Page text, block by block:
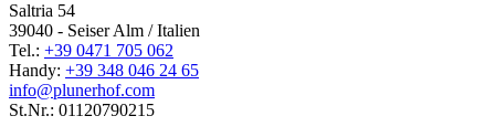
Saltria 54
39040 - Seiser Alm / Italien
Tel.: +39 0471 705 062
Handy: +39 348 046 24 65
info@plunerhof.com
St.Nr.: 01120790215